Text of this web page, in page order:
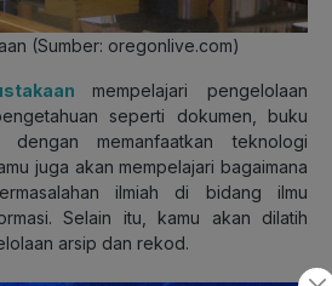
(Sumber: oregonlive.com)
mempelajari pengelolaan
seperti dokumen, buku
memanfaatkan teknologi
juga akan mempelajari bagaimana
ilmiah di bidang ilmu
Selain itu, kamu akan dilatih
arsip dan rekod.